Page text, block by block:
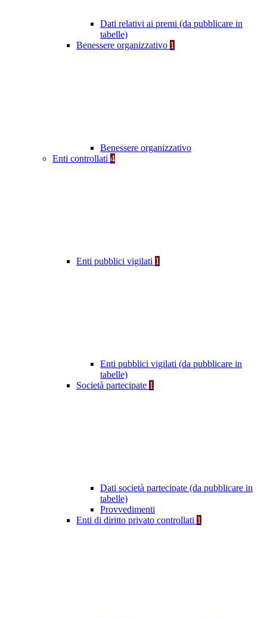
Dati relativi ai premi (da pubblicare in
tabelle)
Benessere organizzativo 1
Benessere organizzativo
Enti controllati 4
Enti pubblici vigilati 1
Enti pubblici vigilati (da pubblicare in
tabelle)
Società partecipate 1
Dati società partecipate (da pubblicare in
tabelle)
Provvedimenti
Enti di diritto privato controllati 1